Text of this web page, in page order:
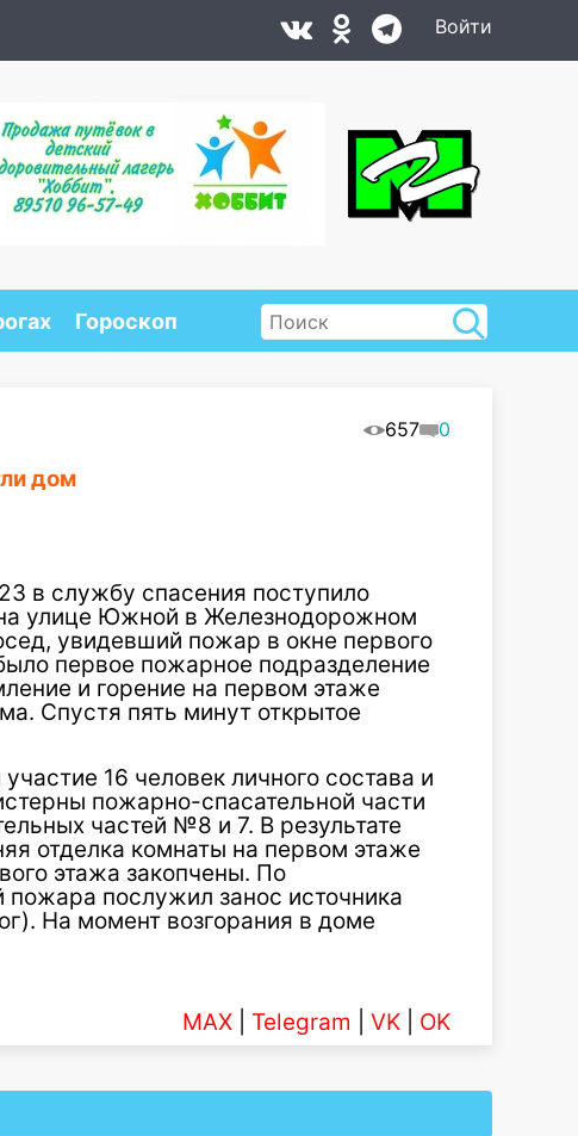
Войти
Гороскоп
657 0
дом
в службу спасения поступило
улице Южной в Железнодорожном
увидевший пожар в окне первого
первое пожарное подразделение
и горение на первом этаже
Спустя пять минут открытое
16 человек личного состава и
пожарно-спасательной части
частей №8 и 7. В результате
отделка комнаты на первом этаже
этажа закопчены. По
послужил занос источника
На момент возгорания в доме
MAX Telegram VK OK